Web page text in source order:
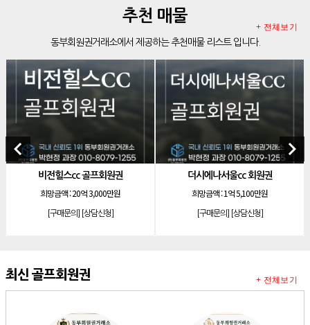
아름다운cc 회원권
[리조트] 안토리조트 130평 개인 무기명
[리조트]
[리조트]한화 안토 67평 하프 등기 기명
[리조트]
[리조트]소노 이그젝큐티브 회원제 무기명
소노호텔앤리조트 로얄 회원제 기명
[리조트] 소노호텔앤리조트 골드 등기 기명
[리조트]소노호텔앤리조트 스위트 등기 무기명
소노호텔앤리조트 스위트 등기 기명
추천 매물
동부회원권거래소에서 제공하는 추천매물 리스트 입니다.
+ 전체보기
keyboard_arrow_left
cc 골프회원권
20억 3,000만원
더시에나서울cc 회원권
1억 5,100만원
소노호텔앤리조
keyboard_arrow_right
최신 골프회원권 + 전체보기